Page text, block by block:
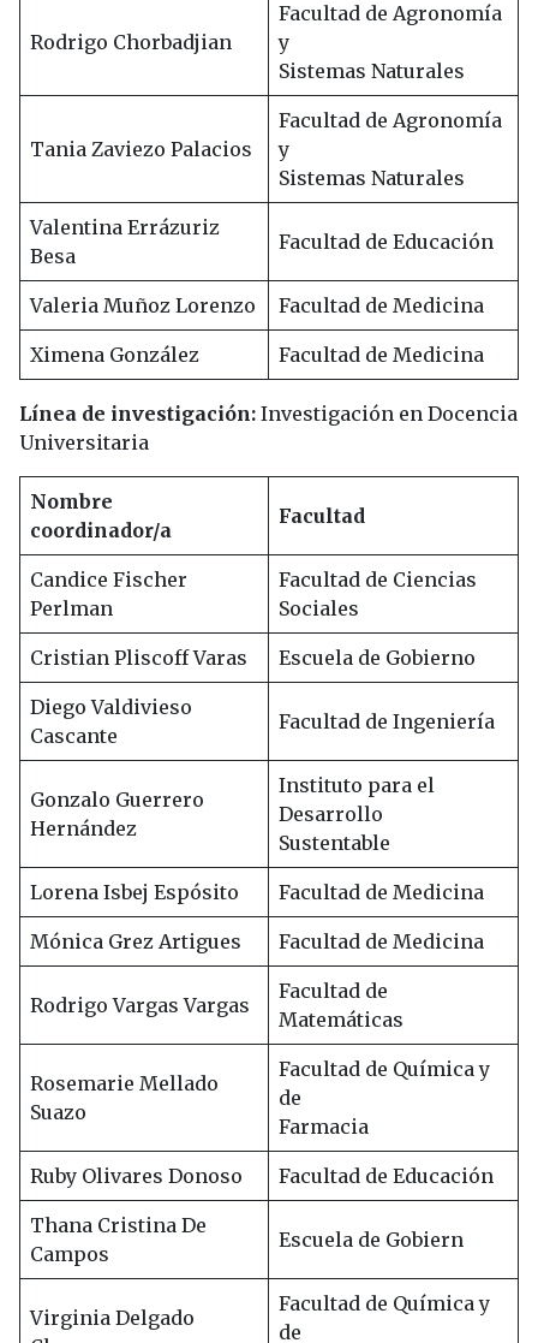
Rodrigo Chorbadjian
Facultad de Agronomía
y
Sistemas Naturales
Tania Zaviezo Palacios
Facultad de Agronomía
y
Sistemas Naturales
Valentina Errázuriz
Besa
Facultad de Educación
Valeria Muñoz Lorenzo Facultad de Medicina
Ximena González Facultad de Medicina
Línea de investigación: Investigación en Docencia
Universitaria
Nombre
coordinador/a
Facultad
Candice Fischer
Perlman
Facultad de Ciencias
Sociales
Cristian Pliscoff Varas Escuela de Gobierno
Diego Valdivieso
Cascante
Facultad de Ingeniería
Gonzalo Guerrero
Hernández
Instituto para el
Desarrollo
Sustentable
Lorena Isbej Espósito Facultad de Medicina
Mónica Grez Artigues Facultad de Medicina
Rodrigo Vargas Vargas
Facultad de
Matemáticas
Rosemarie Mellado
Suazo
Facultad de Química y
de
Farmacia
Ruby Olivares Donoso Facultad de Educación
Thana Cristina De
Campos
Escuela de Gobiern
Virginia Delgado
Facultad de Química y
de